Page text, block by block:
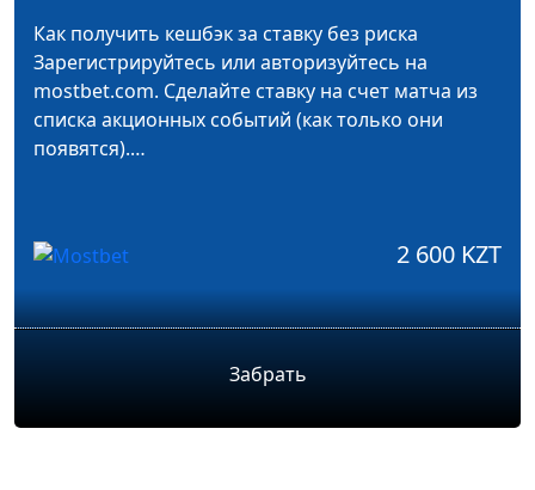
Как получить кешбэк за ставку без риска
Зарегистрируйтесь или авторизуйтесь на
mostbet.com. Сделайте ставку на счет матча из
списка акционных событий (как только они
появятся).…
2 600 KZT
Забрать